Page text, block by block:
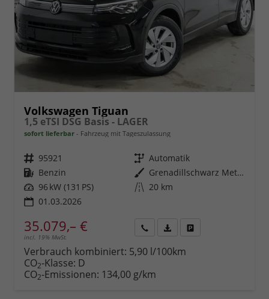
Volkswagen Tiguan
1,5 eTSI DSG Basis - LAGER
sofort lieferbar Fahrzeug mit Tageszulassung
Fahrzeugnr. 95921 Getriebe Automatik
Kraftstoff Benzin Außenfarbe
Grenadillschwarz Metallic (0E)
Leistung 96 kW (131 PS) Kilometerstand 20 km
01.03.2026
35.079,– €
incl. 19% MwSt.
anfordern
Datei,
Verbrauch kombiniert: 5,90 l/100km
CO2-Klasse: D
CO2-Emissionen: 134,00 g/km